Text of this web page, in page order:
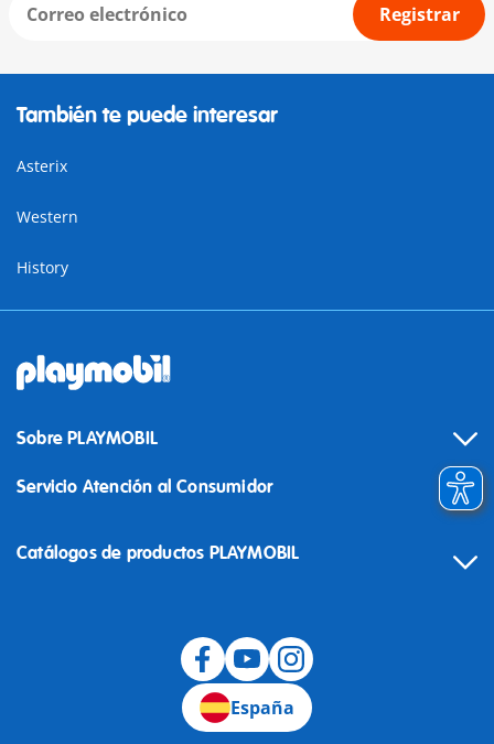
Registrar
También te puede interesar
Asterix
Western
History
Sobre PLAYMOBIL
Servicio Atención al Consumidor
Catálogos de productos PLAYMOBIL
España